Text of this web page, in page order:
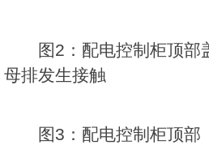
图2：配电控制柜顶部
母排发生接触
图3：配电控制柜顶部